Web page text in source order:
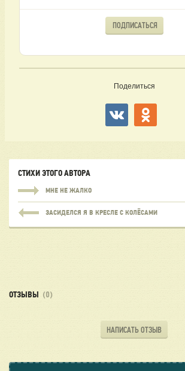
ПОДПИСАТЬСЯ
Поделиться
СТИХИ ЭТОГО АВТОРА
МНЕ НЕ ЖАЛКО
ЗАСИДЕЛСЯ Я В КРЕСЛЕ С КОЛЁСАМИ
ОТЗЫВЫ (0)
НАПИСАТЬ ОТЗЫВ